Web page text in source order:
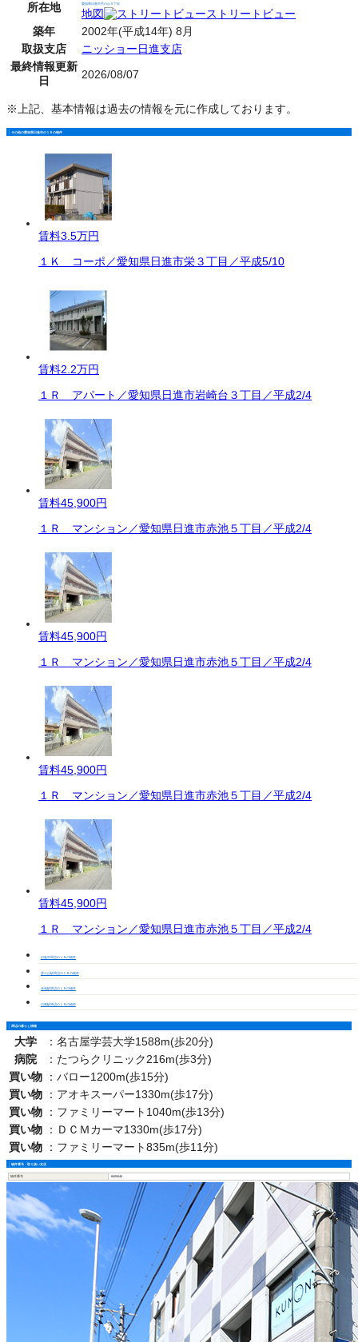
所在地 愛知県日進市竹の山５丁目
地図
ストリートビュー
築年
2002年(平成14年) 8月
取扱支店
ニッショー日進支店
最終情報更新
日
2026/08/07
※上記、基本情報は過去の情報を元に作成しております。
その他の愛知県日進市の１Ｒの物件
賃料3.5万円
１Ｋ コーポ／愛知県日進市栄３丁目／平成5/10
賃料2.2万円
１Ｒ アパート／愛知県日進市岩崎台３丁目／平成2/4
賃料45,900円
１Ｒ マンション／愛知県日進市赤池５丁目／平成2/4
賃料45,900円
１Ｒ マンション／愛知県日進市赤池５丁目／平成2/4
賃料45,900円
１Ｒ マンション／愛知県日進市赤池５丁目／平成2/4
賃料45,900円
１Ｒ マンション／愛知県日進市赤池５丁目／平成2/4
日進市周辺の１Ｒの物件
星ケ丘駅周辺の１Ｒの物件
赤池駅周辺の１Ｒの物件
日進駅周辺の１Ｒの物件
周辺の暮らし情報
大学 ： 名古屋学芸大学1588m(歩20分)
病院
： たつらクリニック216m(歩3分)
買い物
： バロー1200m(歩15分)
買い物
： アオキスーパー1330m(歩17分)
買い物
： ファミリーマート1040m(歩13分)
買い物
： ＤＣＭカーマ1330m(歩17分)
買い物
： ファミリーマート835m(歩11分)
物件番号・取り扱い支店
物件番号 6600648